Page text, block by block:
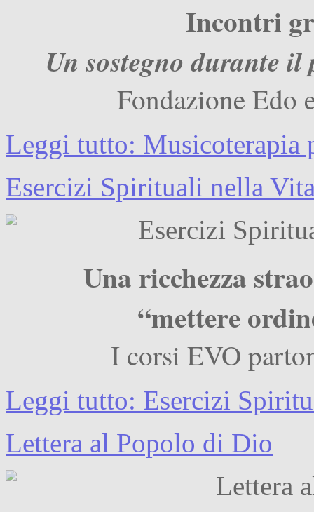
Incontri
Un sostegno durante
Fondazione Edo
Leggi tutto: Musicoterapia
Esercizi Spirituali nella
Una ricchezza
“mettere
I corsi EVO
Leggi tutto: Esercizi
Lettera al Popolo di Dio